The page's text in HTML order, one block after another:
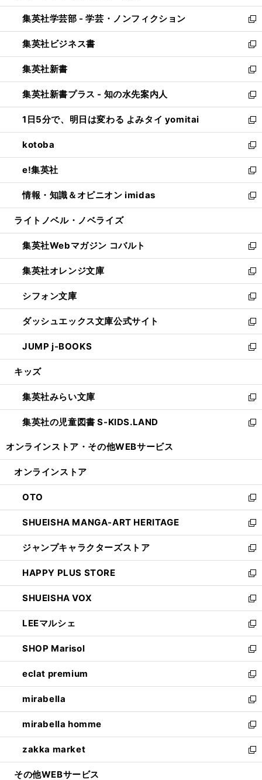
開
く
ウ
で
開
く
ン
ド
ウ
で
開
く
ウ
ィ
ン
ド
ウ
で
開
く
集英社学芸部 - 学芸・ノンフィクション
新
し
い
ウ
ィ
ン
ド
ウ
で
開
く
集英社ビジネス書
新
し
い
ウ
ィ
ン
ド
ウ
で
開
く
集英社新書
新
し
い
ウ
ィ
ン
ド
ウ
で
開
く
集英社新書プラス - 知の水先案内人
新
し
い
ウ
ィ
ン
ド
ウ
で
開
1日5分で、明日は変わる よみタイ yomitai
新
し
い
ウ
ィ
ン
ド
ウ
開
く
kotoba
新
し
い
ウ
ィ
ン
ウ
で
開
く
e!集英社
新
し
い
ウ
ン
ド
ウ
で
開
く
情報・知識＆オピニオン imidas
新
し
ウ
ィ
ン
ド
ウ
で
開
く
ライトノベル・ノベライズ
集英社Webマガジン コバルト
新
し
い
ウ
ィ
ン
ド
ウ
で
開
集英社オレンジ文庫
新
し
い
ウ
ィ
ン
ド
ウ
開
く
シフォン文庫
新
し
い
ウ
ィ
ン
ウ
で
開
く
ダッシュエックス文庫公式サイト
新
し
い
ウ
ン
ド
ウ
で
JUMP j-BOOKS
新
し
ウ
ィ
ン
ド
開
キッズ
集英社みらい文庫
新
し
い
ン
ウ
で
開
く
集英社の児童図書 S-KIDS.LAND
新
ウ
ン
ド
ウ
で
開
く
オンラインストア・ その他WEBサービス
オンラインストア
OTO
新
し
い
ウ
ィ
ン
ド
ウ
で
開
く
SHUEISHA MANGA-ART HERITAGE
新
し
い
ウ
ィ
ン
ド
ウ
で
開
く
ジャンプキャラクターズストア
新
し
い
ウ
ィ
ン
ド
ウ
で
開
く
HAPPY PLUS STORE
新
し
い
ウ
ィ
ン
ド
ウ
で
開
く
SHUEISHA VOX
新
し
い
ウ
ィ
ン
ド
ウ
で
開
く
LEEマルシェ
新
し
い
ウ
ィ
ン
ド
ウ
で
開
く
SHOP Marisol
新
し
い
ウ
ィ
ン
ド
ウ
で
開
eclat premium
新
し
い
ウ
ィ
ン
ド
ウ
mirabella
新
し
い
ウ
ィ
ン
mirabella homme
新
し
い
ウ
zakka market
新
し
その他WEBサービス